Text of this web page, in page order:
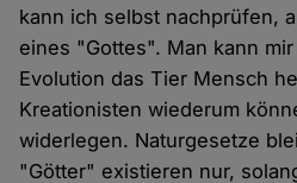
kann ich selbst nachprüfen,
eines "Gottes". Man kann
Evolution das Tier Mensch
Kreationisten wiederum
widerlegen. Naturgesetze
"Götter" existieren nur,